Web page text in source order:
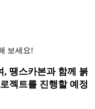
보세요!
, 땡스카본과 함께 붉
젝트를 진행할 예정